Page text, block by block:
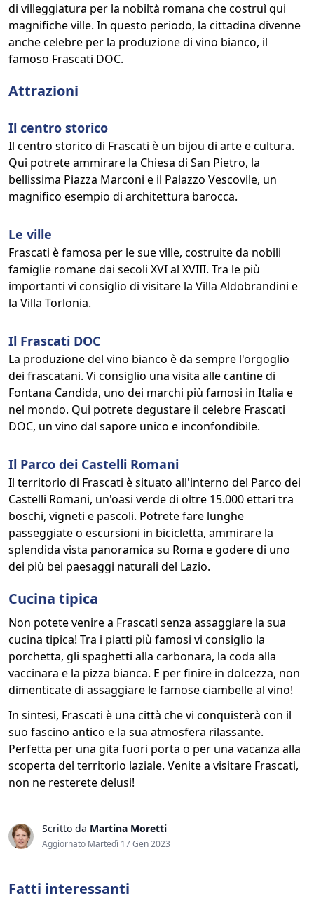
di villeggiatura per la nobiltà romana che costruì qui
magnifiche ville. In questo periodo, la cittadina divenne
anche celebre per la produzione di vino bianco, il
famoso Frascati DOC.
Attrazioni
Il centro storico
Il centro storico di Frascati è un bijou di arte e cultura.
Qui potrete ammirare la Chiesa di San Pietro, la
bellissima Piazza Marconi e il Palazzo Vescovile, un
magnifico esempio di architettura barocca.
Le ville
Frascati è famosa per le sue ville, costruite da nobili
famiglie romane dai secoli XVI al XVIII. Tra le più
importanti vi consiglio di visitare la Villa Aldobrandini e
la Villa Torlonia.
Il Frascati DOC
La produzione del vino bianco è da sempre l'orgoglio
dei frascatani. Vi consiglio una visita alle cantine di
Fontana Candida, uno dei marchi più famosi in Italia e
nel mondo. Qui potrete degustare il celebre Frascati
DOC, un vino dal sapore unico e inconfondibile.
Il Parco dei Castelli Romani
Il territorio di Frascati è situato all'interno del Parco dei
Castelli Romani, un'oasi verde di oltre 15.000 ettari tra
boschi, vigneti e pascoli. Potrete fare lunghe
passeggiate o escursioni in bicicletta, ammirare la
splendida vista panoramica su Roma e godere di uno
dei più bei paesaggi naturali del Lazio.
Cucina tipica
Non potete venire a Frascati senza assaggiare la sua
cucina tipica! Tra i piatti più famosi vi consiglio la
porchetta, gli spaghetti alla carbonara, la coda alla
vaccinara e la pizza bianca. E per finire in dolcezza, non
dimenticate di assaggiare le famose ciambelle al vino!
In sintesi, Frascati è una città che vi conquisterà con il
suo fascino antico e la sua atmosfera rilassante.
Perfetta per una gita fuori porta o per una vacanza alla
scoperta del territorio laziale. Venite a visitare Frascati,
non ne resterete delusi!
Scritto da Martina Moretti
Aggiornato Martedì 17 Gen 2023
Fatti interessanti